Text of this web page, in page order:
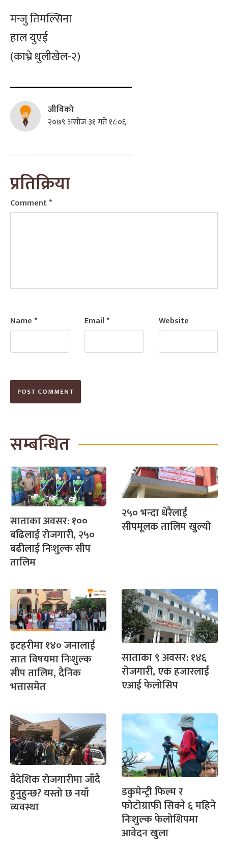
मन्जु तिमल्सिना
हाल युएई
(काभ्रे धुलीखेल-२)
जीविको
२०७९ असोज ३१ गते १८:०६
प्रतिक्रिया
Comment*
Name* Email* Website
सम्बन्धित
साताका अवसर: १००
बढिलाई रोजगारी, २५०
बढीलाई निःशुल्क सीप
तालिम
२५० भन्दा धेरैलाई
सीपमूलक तालिम खुल्यो
इटहरीमा १४० जनालाई
सात विषयमा निःशुल्क
सीप तालिम, दैनिक
भत्तासमेत
साताका ९ अवसर: १४६
रोजगारी, एक हजारलाई
एआई फेलोसिप
वैदेशिक रोजगारीमा जाँदै
हुनुहुन्छ? यस्तो छ नयाँ
व्यवस्था
डकुमेन्ट्री फिल्म र
फोटोग्राफी सिक्ने ६ महिने
निःशुल्क फेलोशिपमा
आवेदन खुला